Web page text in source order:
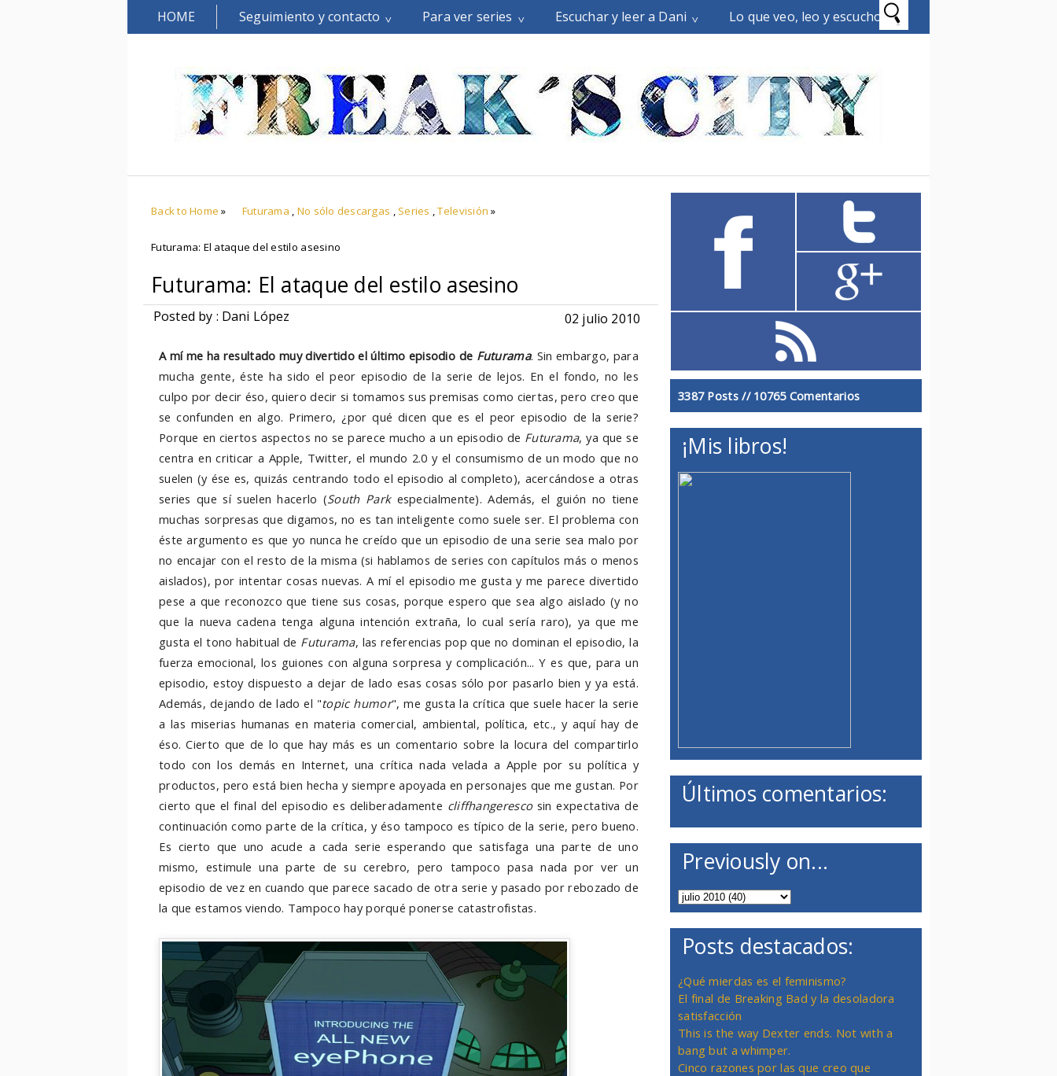
HOME Seguimiento y contacto Para ver series Escuchar y leer a Dani Lo que veo, leo y escucho
Back to Home » Futurama , No sólo descargas , Series ,Televisión »
Futurama: El ataque del estilo asesino
Futurama: El ataque del estilo asesino
Posted by : Dani López 02 julio 2010
A mí me ha resultado muy divertido el último episodio de Futurama. Sin embargo, para
mucha gente, éste ha sido el peor episodio de la serie de lejos. En el fondo, no les
culpo por decir éso, quiero decir si tomamos sus premisas como ciertas, pero creo que
se confunden en algo. Primero, ¿por qué dicen que es el peor episodio de la serie?
Porque en ciertos aspectos no se parece mucho a un episodio de Futurama, ya que se
centra en criticar a Apple, Twitter, el mundo 2.0 y el consumismo de un modo que no
suelen (y ése es, quizás centrando todo el episodio al completo), acercándose a otras
series que sí suelen hacerlo (South Parkespecialmente). Además, el guión no tiene
muchas sorpresas que digamos, no es tan inteligente como suele ser. El problema con
éste argumento es que yo nunca he creído que un episodio de una serie sea malo por
no encajar con el resto de la misma (si hablamos de series con capítulos más o menos
aislados), por intentar cosas nuevas. A mí el episodio me gusta y me parece divertido
pese a que reconozco que tiene sus cosas, porque espero que sea algo aislado (y no
que la nueva cadena tenga alguna intención extraña, lo cual sería raro), ya que me
gusta el tono habitual de Futurama, las referencias pop que no dominan el episodio, la
fuerza emocional, los guiones con alguna sorpresa y complicación... Y es que, para un
episodio, estoy dispuesto a dejar de lado esas cosas sólo por pasarlo bien y ya está.
Además, dejando de lado el "topic humor", me gusta la crítica que suele hacer la serie
a las miserias humanas en materia comercial, ambiental, política, etc., y aquí hay de
éso. Cierto que de lo que hay más es un comentario sobre la locura del compartirlo
todo con los demás en Internet, una crítica nada velada a Apple por su política y
productos, pero está bien hecha y siempre apoyada en personajes que me gustan. Por
cierto que el final del episodio es deliberadamente cliffhangerescosin expectativa de
continuación como parte de la crítica, y éso tampoco es típico de la serie, pero bueno.
Es cierto que uno acude a cada serie esperando que satisfaga una parte de uno
mismo, estimule una parte de su cerebro, pero tampoco pasa nada por ver un
episodio de vez en cuando que parece sacado de otra serie y pasado por rebozado de
la que estamos viendo. Tampoco hay porqué ponerse catastrofistas.
3387 Posts // 10765 Comentarios
¡Mis libros!
Últimos comentarios:
Previously on...
Posts destacados:
¿Qué mierdas es el feminismo?
El final de Breaking Bad y la desoladora
satisfacción
This is the way Dexter ends. Not with a
bang but a whimper.
Cinco razones por las que creo que